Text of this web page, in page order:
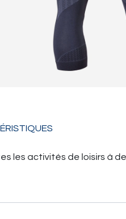
les activités de loisirs à